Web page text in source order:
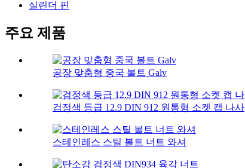
실린더 핀
주요 제품
공장 맞춤형 중국 볼트 Galv
검정색 등급 12.9 DIN 912 원통형 소켓 캡 나사
스테인레스 스틸 볼트 너트 와셔